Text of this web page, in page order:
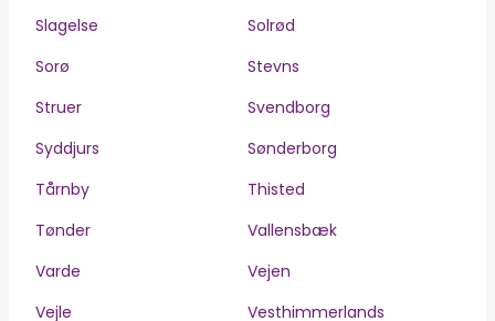
Slagelse
Solrød
Sorø
Stevns
Struer
Svendborg
Syddjurs
Sønderborg
Tårnby
Thisted
Tønder
Vallensbæk
Varde
Vejen
Vejle
Vesthimmerlands